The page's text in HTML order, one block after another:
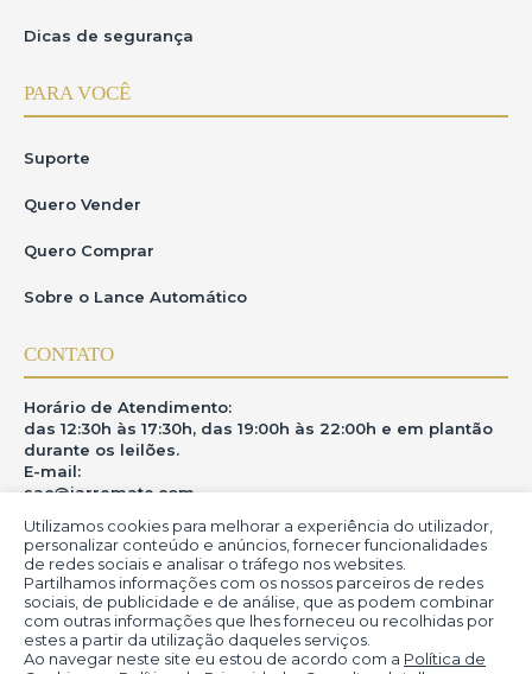
Utilizamos cookies para melhorar a experiência do utilizador,
personalizar conteúdo e anúncios, fornecer funcionalidades
de redes sociais e analisar o tráfego nos websites.
Partilhamos informações com os nossos parceiros de redes
sociais, de publicidade e de análise, que as podem combinar
com outras informações que lhes forneceu ou recolhidas por
estes a partir da utilização daqueles serviços.
Ao navegar neste site eu estou de acordo com a Política de
Dicas de segurança
PARA VOCÊ
Suporte
Quero Vender
Quero Comprar
Sobre o Lance Automático
CONTATO
Horário de Atendimento:
das 12:30h às 17:30h, das 19:00h às 22:00h e em plantão
durante os leilões.
E-mail:
sac@iarremate.com
ONDE ESTAMOS
R. Heitor Modesto, 28 - Estação São Lourenço - MG
CEP: 37470-000